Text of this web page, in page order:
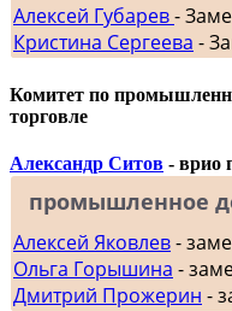
Алексей Губарев-
Кристина Сергеева -
Комитет по
торговле
Александр Ситов - врио
промышленное
Алексей Яковлев-
Ольга Горышина -
Дмитрий Прожерин -